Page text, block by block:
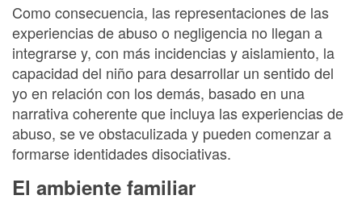
Como consecuencia, las representaciones de las
experiencias de abuso o negligencia no llegan a
integrarse y, con más incidencias y aislamiento, la
capacidad del niño para desarrollar un sentido del
yo en relación con los demás, basado en una
narrativa coherente que incluya las experiencias de
abuso, se ve obstaculizada y pueden comenzar a
formarse identidades disociativas.
El ambiente familiar